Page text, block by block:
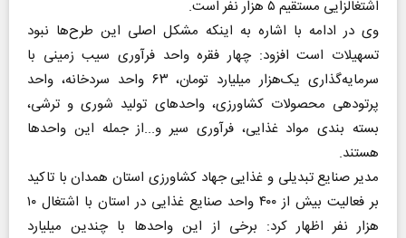
اشتغالزایی مستقیم ۵ هزار نفر است.
وی در ادامه با اشاره به اینکه مشکل اصلی این طرح‌ها نبود
تسهیلات است افزود: چهار فقره واحد فرآوری سیب زمینی با
سرمایه‌گذاری یک‌هزار میلیارد تومان، ۶۳ واحد سردخانه، واحد
پرتودهی محصولات کشاورزی، واحدهای تولید شوری و ترشی،
بسته بندی مواد غذایی، فرآوری سیر و...از جمله این واحدها
هستند.
مدیر صنایع تبدیلی و غذایی جهاد کشاورزی استان همدان با تاکید
بر فعالیت بیش از ۴۰۰ واحد صنایع غذایی در استان با اشتغال ۱۰
هزار نفر اظهار کرد: برخی از این واحدها با چندین میلیارد